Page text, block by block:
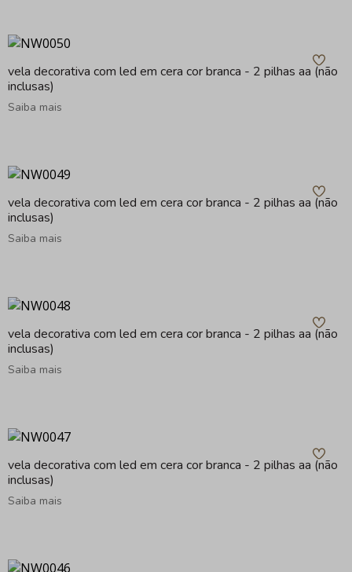
vela decorativa com led em cera cor branca - 2 pilhas aa (não
inclusas)
Saiba mais
vela decorativa com led em cera cor branca - 2 pilhas aa (não
inclusas)
Saiba mais
vela decorativa com led em cera cor branca - 2 pilhas aa (não
inclusas)
Saiba mais
vela decorativa com led em cera cor branca - 2 pilhas aa (não
inclusas)
Saiba mais